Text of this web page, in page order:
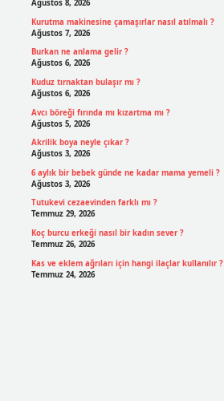
Ağustos 8, 2026
Kurutma makinesine çamaşırlar nasıl atılmalı ?
Ağustos 7, 2026
Burkan ne anlama gelir ?
Ağustos 6, 2026
Kuduz tırnaktan bulaşır mı ?
Ağustos 6, 2026
Avcı böreği fırında mı kızartma mı ?
Ağustos 5, 2026
Akrilik boya neyle çıkar ?
Ağustos 3, 2026
6 aylık bir bebek günde ne kadar mama yemeli ?
Ağustos 3, 2026
Tutukevi cezaevinden farklı mı ?
Temmuz 29, 2026
Koç burcu erkeği nasıl bir kadın sever ?
Temmuz 26, 2026
Kas ve eklem ağrıları için hangi ilaçlar kullanılır ?
Temmuz 24, 2026